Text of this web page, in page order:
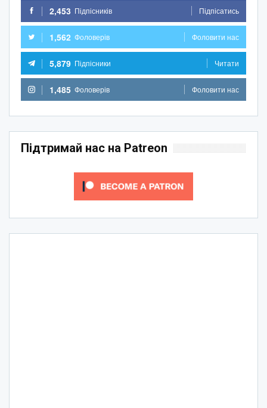
2,453 Підпісників Підпісатись
1,562 Фоловерів Фоловити нас
5,879 Підпісники Читати
1,485 Фоловерів Фоловити нас
Підтримай нас на Patreon